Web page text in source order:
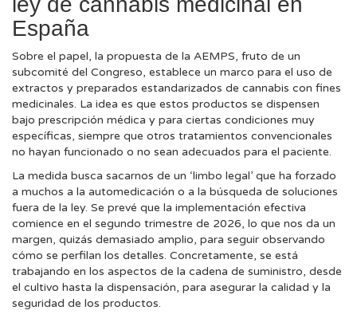
España
Sobre el papel, la propuesta de la AEMPS, fruto de un
subcomité del Congreso, establece un marco para el uso de
extractos y preparados estandarizados de cannabis con fines
medicinales. La idea es que estos productos se dispensen
bajo prescripción médica y para ciertas condiciones muy
específicas, siempre que otros tratamientos convencionales
no hayan funcionado o no sean adecuados para el paciente.
La medida busca sacarnos de un ‘limbo legal’ que ha forzado
a muchos a la automedicación o a la búsqueda de soluciones
fuera de la ley. Se prevé que la implementación efectiva
comience en el segundo trimestre de 2026, lo que nos da un
margen, quizás demasiado amplio, para seguir observando
cómo se perfilan los detalles. Concretamente, se está
trabajando en los aspectos de la cadena de suministro, desde
el cultivo hasta la dispensación, para asegurar la calidad y la
seguridad de los productos.